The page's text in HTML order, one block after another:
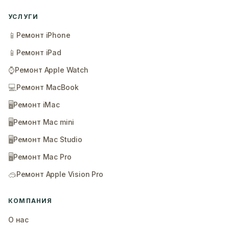
УСЛУГИ
📱 Ремонт iPhone
📱 Ремонт iPad
⌚Ремонт Apple Watch
💻Ремонт MacBook
🖥️Ремонт iMac
🖥️Ремонт Mac mini
🖥️Ремонт Mac Studio
🖥️Ремонт Mac Pro
🥽Ремонт Apple Vision Pro
КОМПАНИЯ
О нас